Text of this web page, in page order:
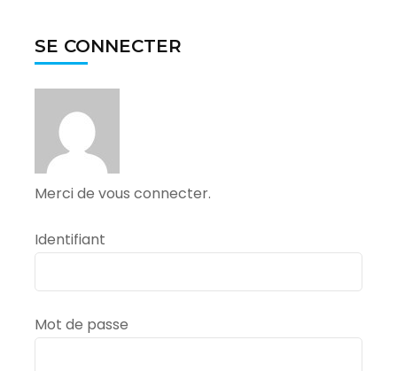
SE CONNECTER
Merci de vous connecter.
Identifiant
Mot de passe